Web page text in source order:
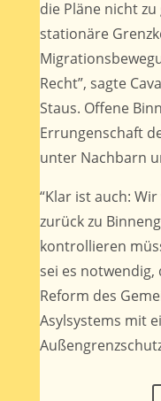
die Pläne nicht
stationäre
Recht”, sagte
Staus. Offene
Errungenschaft
unter Nachbarn
“Klar ist auch:
zurück zu
kontrollieren
sei es
Reform des
Asylsystems mit